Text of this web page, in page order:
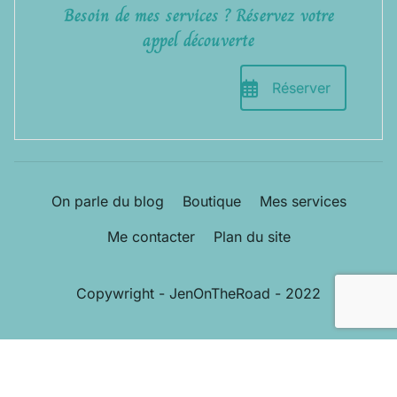
Besoin de mes services ? Réservez votre
appel découverte
Réserver
On parle du blog Boutique
Mes services
Me contacter
Plan du site
Copywright - JenOnTheRoad - 2022